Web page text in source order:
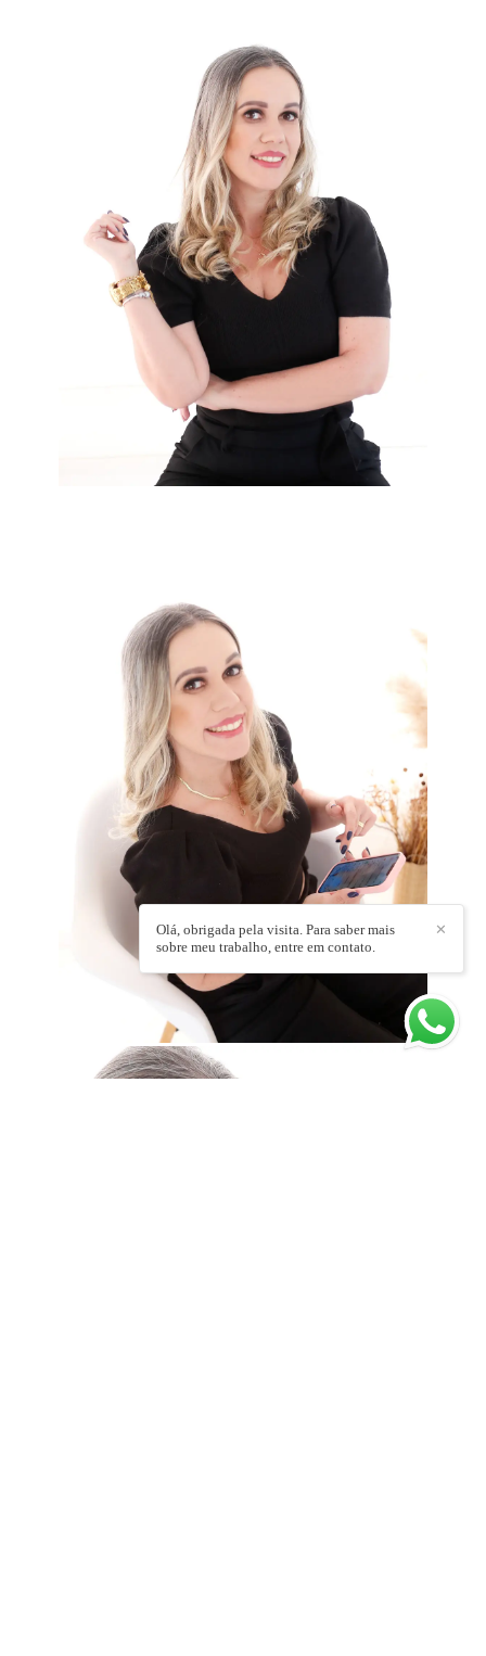
✕
Olá, obrigada pela visita. Para saber mais
sobre meu trabalho, entre em contato.